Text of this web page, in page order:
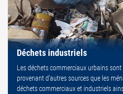
Déchets industriels
Les déchets commerciaux urbains
provenant d’autres sources que les
déchets commerciaux et industriels